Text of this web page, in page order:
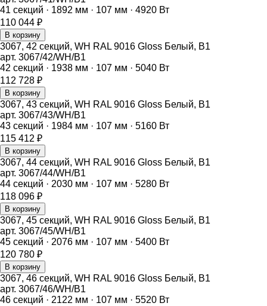
41 секций · 1892 мм · 107 мм · 4920 Вт
110 044 ₽
В корзину
3067, 42 секций, WH RAL 9016 Gloss Белый, B1
арт. 3067/42/WH/B1
42 секций · 1938 мм · 107 мм · 5040 Вт
112 728 ₽
В корзину
3067, 43 секций, WH RAL 9016 Gloss Белый, B1
арт. 3067/43/WH/B1
43 секций · 1984 мм · 107 мм · 5160 Вт
115 412 ₽
В корзину
3067, 44 секций, WH RAL 9016 Gloss Белый, B1
арт. 3067/44/WH/B1
44 секций · 2030 мм · 107 мм · 5280 Вт
118 096 ₽
В корзину
3067, 45 секций, WH RAL 9016 Gloss Белый, B1
арт. 3067/45/WH/B1
45 секций · 2076 мм · 107 мм · 5400 Вт
120 780 ₽
В корзину
3067, 46 секций, WH RAL 9016 Gloss Белый, B1
арт. 3067/46/WH/B1
46 секций · 2122 мм · 107 мм · 5520 Вт